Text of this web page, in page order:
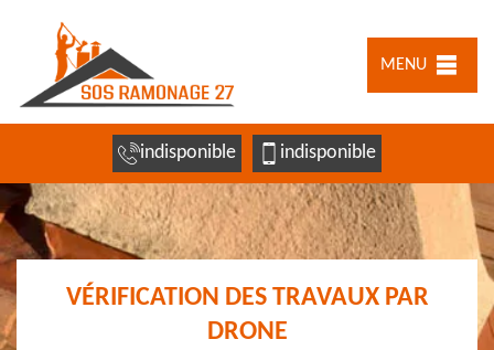
MENU
indisponible indisponible
VÉRIFICATION DES TRAVAUX PAR
DRONE